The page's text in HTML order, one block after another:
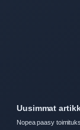
Uusimmat
Nopea paasy